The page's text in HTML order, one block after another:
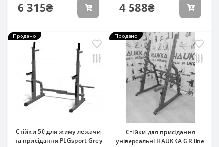
6 315₴ 4 588₴
Продано
Стійки 50 для жиму лежачи
та присідання PLGsport Grey
Продано
Стійки для присідання
універсальні HAUKKA GR line